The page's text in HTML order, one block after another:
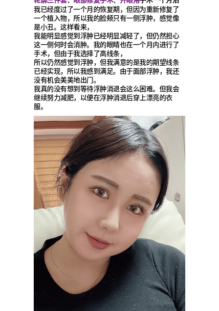
我已经度过了一个月的恢复期，但因为重新修复了
一个植入物，所以我的脸颊只有一侧浮肿，感觉像
是小丑。这样看来，
我能明显感觉到浮肿已经明显减轻了，但仍然担心
这一侧何时会消肿。我的眼睛也在一个月内进行了
手术，但由于我选择了高线条，
所以仍然感觉到浮肿，但我满意的是我的期望线条
已经实现，所以我感到满足。由于面部浮肿，我还
没有机会美美地出门。
我真的没有想到等待浮肿消退会这么困难。但我会
继续努力减肥，以便在浮肿消退后穿上漂亮的衣
服。